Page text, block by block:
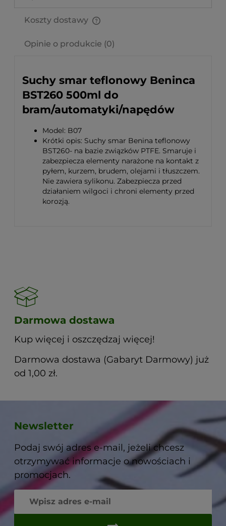
Koszty dostawy
Opinie o produkcie (0)
Suchy smar teflonowy Beninca
BST260 500ml do
bram/automatyki/napędów
Model: B07
Krótki opis: Suchy smar Benina teflonowy
BST260- na bazie związków PTFE. Smaruje i
zabezpiecza elementy narażone na kontakt z
pyłem, kurzem, brudem, olejami i tłuszczem.
Nie zawiera sylikonu. Zabezpiecza przed
działaniem wilgoci i chroni elementy przed
korozją.
Darmowa dostawa
Kup więcej i oszczędzaj więcej!
Darmowa dostawa (Gabaryt Darmowy) już
od 1,00 zł.
Newsletter
Podaj swój adres e-mail, jeżeli chcesz
otrzymywać informacje o nowościach i
promocjach.